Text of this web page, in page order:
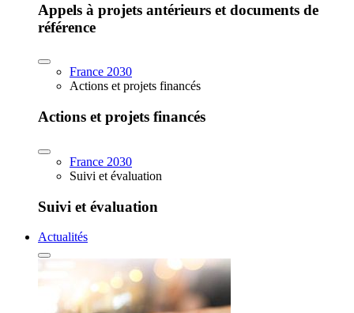
Appels à projets antérieurs et documents de
référence
France 2030
Actions et projets financés
Actions et projets financés
France 2030
Suivi et évaluation
Suivi et évaluation
Actualités